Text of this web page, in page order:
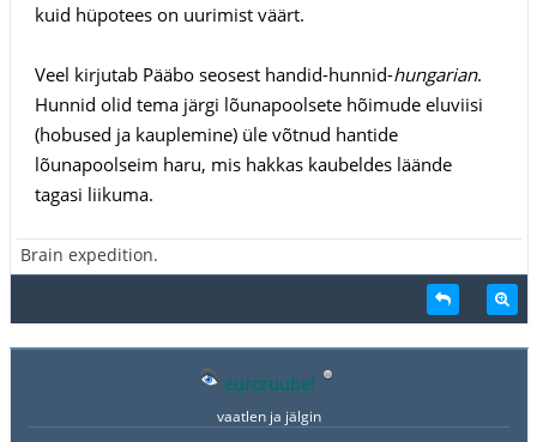
kuid hüpotees on uurimist väärt.
Veel kirjutab Pääbo seosest handid-hunnid-hungarian.
Hunnid olid tema järgi lõunapoolsete hõimude eluviisi
(hobused ja kauplemine) üle võtnud hantide
lõunapoolseim haru, mis hakkas kaubeldes läände
tagasi liikuma.
Brain expedition.
euroruubel
vaatlen ja jälgin